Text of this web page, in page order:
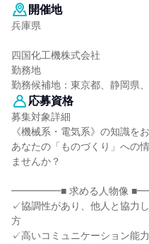
開催地
兵庫県
四国化工機株式会社
勤務地
勤務候補地：東京都、静岡県
応募資格
募集対象詳細
《機械系・電気系》の知識を
あなたの「ものづくり」への
ませんか？
━━━━━■ 求める人物像
✓協調性があり、他人と協力
方
✓高いコミュニケーション能